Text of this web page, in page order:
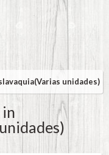
unidades)